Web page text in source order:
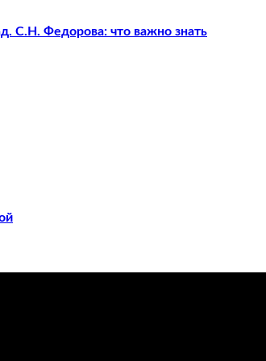
С.Н. Федорова: что важно знать